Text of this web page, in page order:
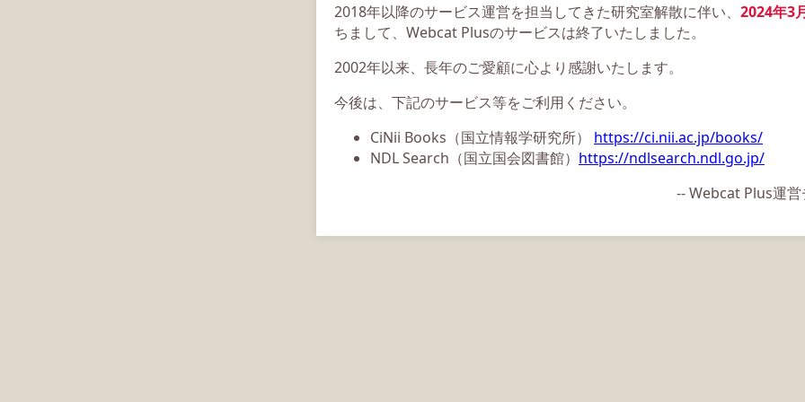
2018年以降のサービス運営を担当してきた研究室解散に伴い、 2024年3
ちまして、Webcat Plusのサービスは終了いたしました。
2002年以来、長年のご愛顧に心より感謝いたします。
今後は、下記のサービス等をご利用ください。
CiNii Books（国立情報学研究所） https://ci.nii.ac.jp/books/
NDL Search（国立国会図書館） https://ndlsearch.ndl.go.jp/
-- Webcat Plus運